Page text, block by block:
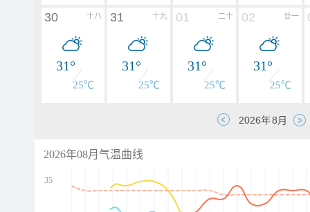
十八
30
31°
25℃
十九
31
31°
25℃
二十
01
31°
25℃
廿一
02
31°
25℃
2026年08月气温曲线
35